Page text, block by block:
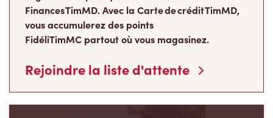
vous accumulerez des points
FidéliTimMC partout où vous magasinez.
Rejoindre la liste d'attente